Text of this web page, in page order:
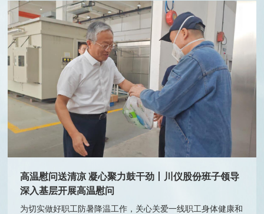
高温慰问送清凉 凝心聚力鼓干劲丨川仪股份班子领导
深入基层开展高温慰问
为切实做好职工防暑降温工作，关心关爱一线职工身体健康和